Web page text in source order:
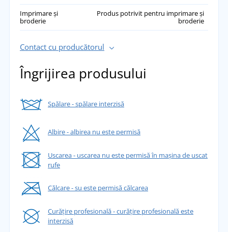
Imprimare și
broderie
Produs potrivit pentru imprimare și
broderie
Contact cu producătorul
Îngrijirea produsului
Spălare - spălare interzisă
Albire - albirea nu este permisă
Uscarea - uscarea nu este permisă în mașina de uscat
rufe
Călcare - su este permisă călcarea
Curățire profesională - curățire profesională este
interzisă